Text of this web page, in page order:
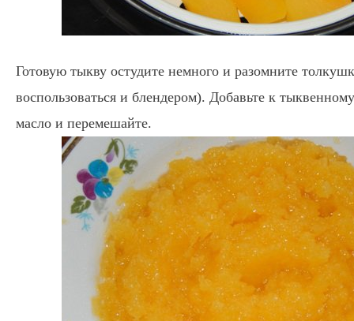
Готовую тыкву остудите немного и разомните
воспользоваться и блендером). Добавьте к
масло и перемешайте.